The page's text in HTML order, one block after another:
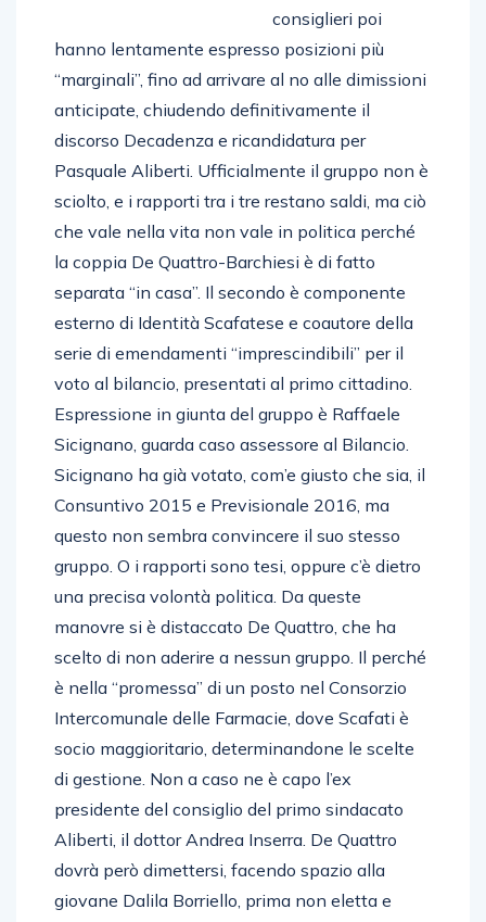
consiglieri poi
hanno lentamente espresso posizioni più
“marginali”, fino ad arrivare al no alle dimissioni
anticipate, chiudendo definitivamente il
discorso Decadenza e ricandidatura per
Pasquale Aliberti. Ufficialmente il gruppo non è
sciolto, e i rapporti tra i tre restano saldi, ma ciò
che vale nella vita non vale in politica perché
la coppia De Quattro-Barchiesi è di fatto
separata “in casa”. Il secondo è componente
esterno di Identità Scafatese e coautore della
serie di emendamenti “imprescindibili” per il
voto al bilancio, presentati al primo cittadino.
Espressione in giunta del gruppo è Raffaele
Sicignano, guarda caso assessore al Bilancio.
Sicignano ha già votato, com’e giusto che sia, il
Consuntivo 2015 e Previsionale 2016, ma
questo non sembra convincere il suo stesso
gruppo. O i rapporti sono tesi, oppure c’è dietro
una precisa volontà politica. Da queste
manovre si è distaccato De Quattro, che ha
scelto di non aderire a nessun gruppo. Il perché
è nella “promessa” di un posto nel Consorzio
Intercomunale delle Farmacie, dove Scafati è
socio maggioritario, determinandone le scelte
di gestione. Non a caso ne è capo l’ex
presidente del consiglio del primo sindacato
Aliberti, il dottor Andrea Inserra. De Quattro
dovrà però dimettersi, facendo spazio alla
giovane Dalila Borriello, prima non eletta e